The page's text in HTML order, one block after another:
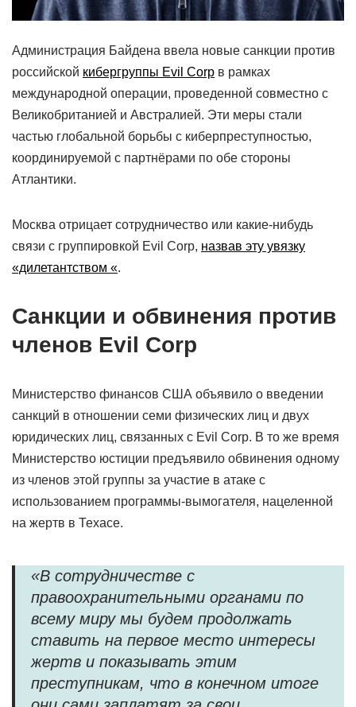
Администрация Байдена ввела новые санкции против
российской кибергруппы Evil Corp в рамках
международной операции, проведенной совместно с
Великобританией и Австралией. Эти меры стали
частью глобальной борьбы с киберпреступностью,
координируемой с партнёрами по обе стороны
Атлантики.
Москва отрицает сотрудничество или какие-нибудь
связи с группировкой Evil Corp, назвав эту увязку
«дилетантством «.
Санкции и обвинения против
членов Evil Corp
Министерство финансов США объявило о введении
санкций в отношении семи физических лиц и двух
юридических лиц, связанных с Evil Corp. В то же время
Министерство юстиции предъявило обвинения одному
из членов этой группы за участие в атаке с
использованием программы-вымогателя, нацеленной
на жертв в Техасе.
«В сотрудничестве с
правоохранительными органами по
всему миру мы будем продолжать
ставить на первое место интересы
жертв и показывать этим
преступникам, что в конечном итоге